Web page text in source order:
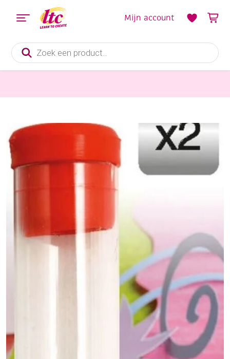
Producten
zoeken
Mijn account